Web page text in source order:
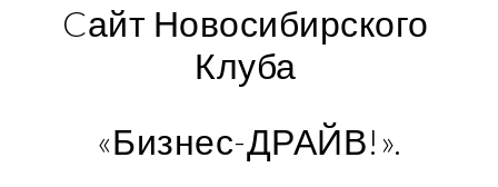
Cайт Новосибирского
Клуба
«Бизнес-ДРАЙВ!».